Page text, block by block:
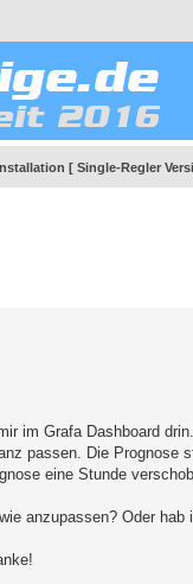
[ Single-Regler
im Grafa Dashboard
passen. Die Prognose
eine Stunde
anzupassen? Oder